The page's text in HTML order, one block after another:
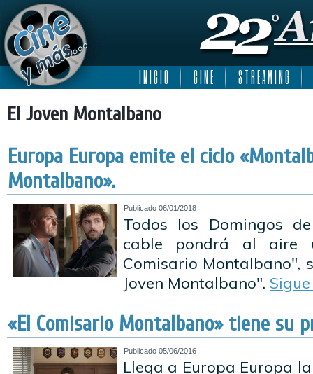
I N I C I O C I N E S T R E A M I N G
El Joven Montalbano
Europa Europa emite el ciclo
Montalbano».
Publicado 06/01/2018
Todos los Domingos
cable pondrá al aire
Comisario Montalbano",
Joven Montalbano".
«El Comisario Montalbano» tiene su
Publicado 05/06/2016
Llega a Europa Europa